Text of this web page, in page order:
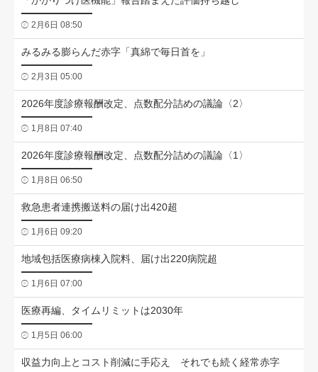
2月6日 08:50
みるみる膨らんだ赤字「真綿で毎日首を」
2月3日 05:00
2026年度診療報酬改定、点数配分詰めの議論〈2〉
1月8日 07:40
2026年度診療報酬改定、点数配分詰めの議論〈1〉
1月8日 06:50
救急患者連携搬送料の届け出420超
1月6日 09:20
地域包括医療病棟入院料、届け出220病院超
1月6日 07:00
医療再編、タイムリミットは2030年
1月5日 06:00
収益力向上とコスト削減に手応え それでも続く経常赤字